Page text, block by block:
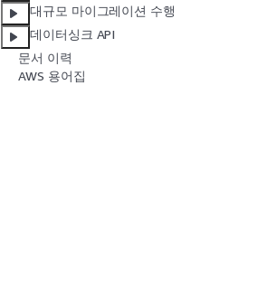
대규모 마이그레이션 수행
데이터싱크 API
문서 이력
AWS 용어집